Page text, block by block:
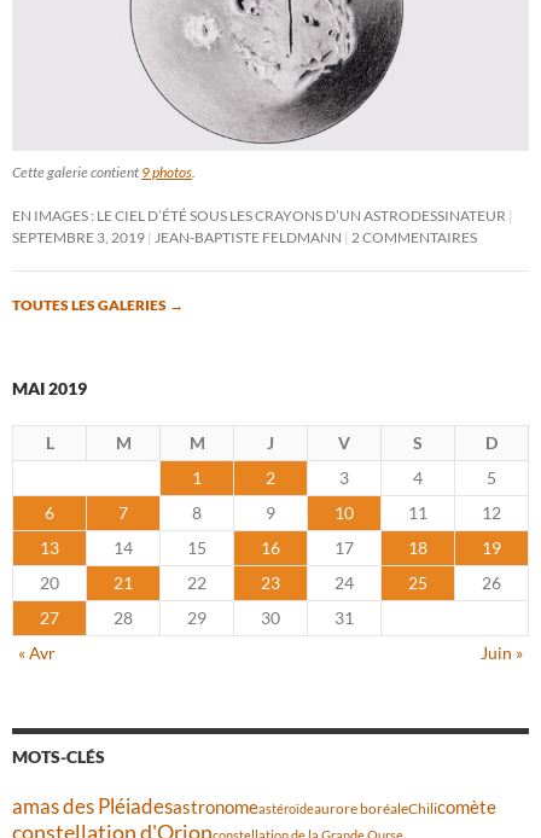
Cette galerie contient 9 photos.
EN IMAGES : LE CIEL D’ÉTÉ SOUS LES CRAYONS D’UN ASTRODESSINATEUR
SEPTEMBRE 3, 2019 JEAN-BAPTISTE FELDMANN 2 COMMENTAIRES
TOUTES LES GALERIES →
MAI 2019
L M M J V S
D
1
2 3 4
5
6
7 8 9 10 11
12
13
14 15 16 17 18
19
20
21 22 23 24 25
26
27
28 29 30
31
« Avr
Juin »
MOTS-CLÉS
amas des Pléiadesastronomeastéroïdeaurore boréaleChilicomète